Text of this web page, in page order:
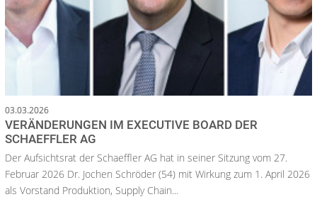
03.03.2026
VERÄNDERUNGEN IM EXECUTIVE BOARD DER
SCHAEFFLER AG
Der Aufsichtsrat der Schaeffler AG hat in seiner Sitzung vom 27.
Februar 2026 Dr. Jochen Schröder (54) mit Wirkung zum 1. April 2026
als Vorstand Produktion, Supply Chain...